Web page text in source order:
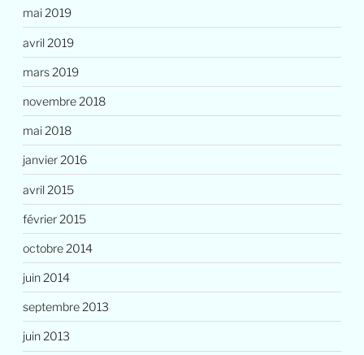
mai 2019
avril 2019
mars 2019
novembre 2018
mai 2018
janvier 2016
avril 2015
février 2015
octobre 2014
juin 2014
septembre 2013
juin 2013